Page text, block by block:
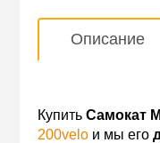
Описание
Купить Самокат
200velo и мы его